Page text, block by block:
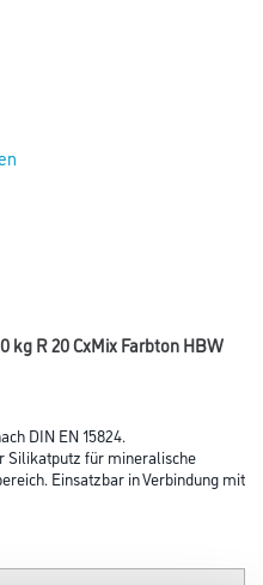
kg R 20 CxMix Farbton HBW
DIN EN 15824.
Silikatputz für mineralische
Einsatzbar in Verbindung mit